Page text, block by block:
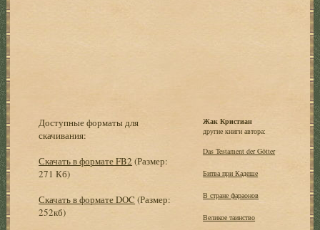
Доступные форматы для
скачивания:
Скачать в формате FB2 (Размер:
271 Кб)
Скачать в формате DOC (Размер:
252кб)
Жак Кристиан
другие книги автора:
Das Testament der Götter
Битва при Кадеше
В стране фараонов
Великое таинство